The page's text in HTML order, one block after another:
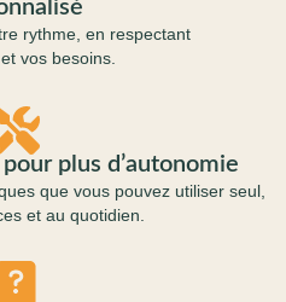
rythme, en respectant
vos besoins.
plus d’autonomie
que vous pouvez utiliser seul,
et au quotidien.